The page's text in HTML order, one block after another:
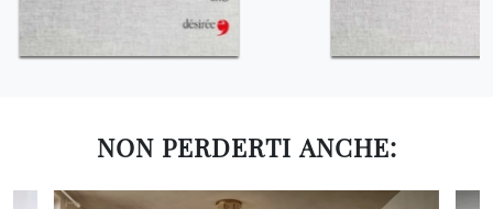
NON PERDERTI ANCHE: